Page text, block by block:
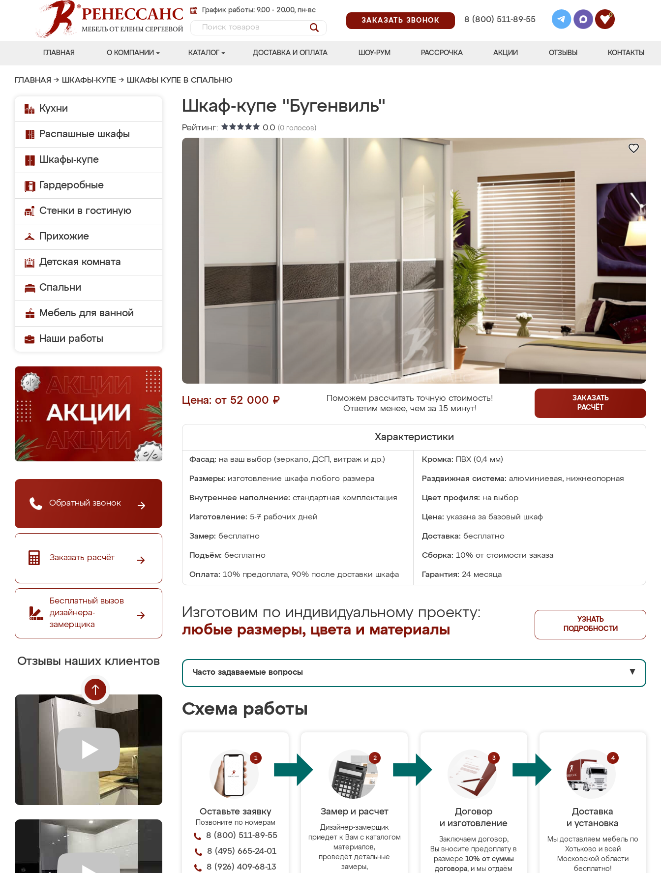
График работы: 9.00 - 20.00, пн-вс
ЗАКАЗАТЬ ЗВОНОК
8 (800) 511-89-55
0
ГЛАВНАЯ О КОМПАНИИ КАТАЛОГ ДОСТАВКА И ОПЛАТА ШОУ-РУМ РАССРОЧКА АКЦИИ ОТЗЫВЫ КОНТАКТЫ
ГЛАВНАЯ → ШКАФЫ-КУПЕ → ШКАФЫ КУПЕ В СПАЛЬНЮ
Кухни
Распашные шкафы
Шкафы-купе
Гардеробные
Стенки в гостиную
Прихожие
Детская комната
Спальни
Мебель для ванной
Наши работы
Обратный звонок
Заказать расчёт
Бесплатный вызов
дизайнера-
замерщика
Отзывы наших клиентов
Шкаф-купе "Бугенвиль"
Рейтинг: 0.0 (0 голосов)
Цена: от 52 000 ₽
Поможем рассчитать точную стоимость!
Ответим менее, чем за 15 минут!
ЗАКАЗАТЬ
РАСЧЁТ
Характеристики
Фасад: на ваш выбор (зеркало, ДСП, витраж и др.) Кромка: ПВХ (0,4 мм)
Размеры: изготовление шкафа любого размера Раздвижная система: алюминиевая, нижнеопорная
Внутреннее наполнение: стандартная комплектация Цвет профиля: на выбор
Изготовление: 5-7 рабочих дней Цена: указана за базовый шкаф
Замер: бесплатно Доставка: бесплатно
Подъём: бесплатно Сборка: 10% от стоимости заказа
Оплата: 10% предоплата, 90% после доставки шкафа Гарантия: 24 месяца
Изготовим по индивидуальному проекту:
любые размеры, цвета и материалы
УЗНАТЬ
ПОДРОБНОСТИ
Часто задаваемые вопросы ▼
Схема работы
Оставьте заявку
Позвоните по номерам
8 (800) 511-89-55
8 (495) 665-24-01
8 (926) 409-68-13
Замер и расчет
Дизайнер-замерщик
приедет к Вам с каталогом
материалов,
проведёт детальные
замеры,
Договор
и изготовление
Заключаем договор,
Вы вносите предоплату в
размере 10% от суммы
договора, и мы отдаём
Доставка
и установка
Мы доставляем мебель по
Хотьково и всей
Московской области
бесплатно!